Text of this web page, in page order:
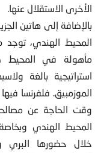
الأخرى الاستقلال عنها.
بالإضافة إلى هاتين
المحيط الهندي،
مأهولة في المحيط
استراتيجية بالغة
الموزمبيق. فلفرنسا
وقت الحاجة عن
المحيط الهندي
خلال حضورها